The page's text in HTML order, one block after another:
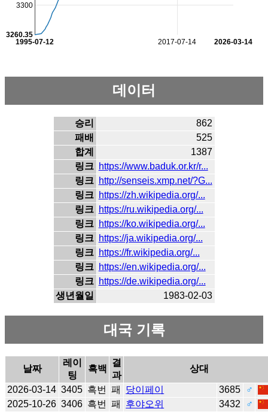
2017-07-14
1995-07-12 2026-03-14
3300
3260.35
데이터
승리
862
패배
525
합계
1387
링크 https://www.baduk.or.kr/r...
링크 http://senseis.xmp.net/?G...
링크 https://zh.wikipedia.org/...
링크 https://ru.wikipedia.org/...
링크 https://ko.wikipedia.org/...
링크 https://ja.wikipedia.org/...
링크 https://fr.wikipedia.org/...
링크 https://en.wikipedia.org/...
링크 https://de.wikipedia.org/...
생년월일
1983-02-03
대국 기록
날짜
레이
팅
흑백
결
과
상대
2026-03-14 3405 흑번 패 당이페이 3685
♂
2025-10-26 3406 흑번 패 후야오위 3432
♂